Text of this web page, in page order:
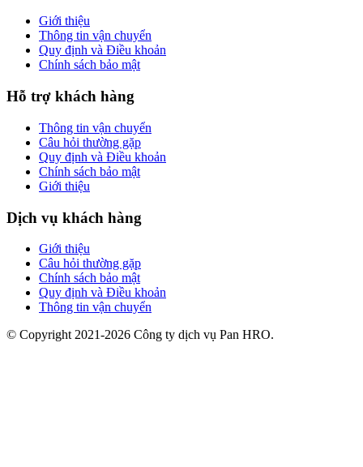
Giới thiệu
Thông tin vận chuyển
Quy định và Điều khoản
Chính sách bảo mật
Hỗ trợ khách hàng
Thông tin vận chuyển
Câu hỏi thường gặp
Quy định và Điều khoản
Chính sách bảo mật
Giới thiệu
Dịch vụ khách hàng
Giới thiệu
Câu hỏi thường gặp
Chính sách bảo mật
Quy định và Điều khoản
Thông tin vận chuyển
© Copyright 2021-2026 Công ty dịch vụ Pan HRO.